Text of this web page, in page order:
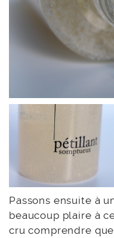
Passons ensuite à
beaucoup plaire à
cru comprendre